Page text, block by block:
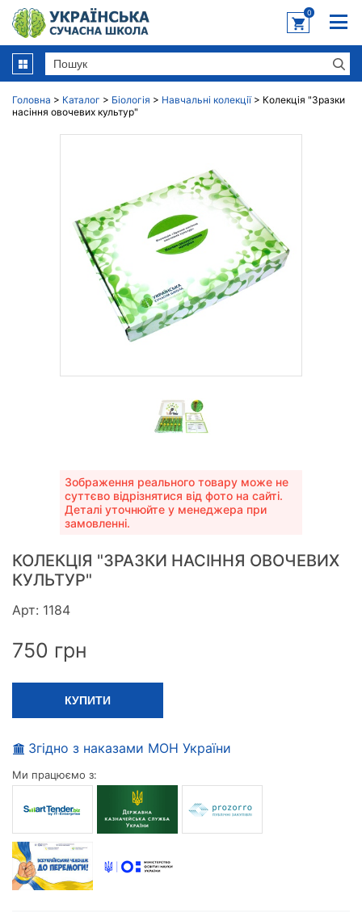
0
Головна > Каталог > Біологія > Навчальні колекції> Колекція "Зразки
насіння овочевих культур"
Зображення реального товару може не
суттєво відрізнятися від фото на сайті.
Деталі уточнюйте у менеджера при
замовленні.
КОЛЕКЦІЯ "ЗРАЗКИ НАСІННЯ ОВОЧЕВИХ
КУЛЬТУР"
Арт: 1184
750 грн
КУПИТИ
Згідно з наказами МОН України
Ми працюємо з: